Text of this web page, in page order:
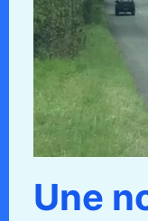
Une